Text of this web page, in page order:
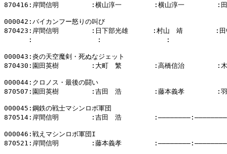
870416:岸間信明        :横山淳一        :横山淳一        :田
000042:バイカンフー怒りの叫び
870423:岸間信明        :日下部光雄      :村山　靖        :田
:                :                :
000043:炎の天空魔剣・死ぬなジェット
870430:園田英樹        :大町　繁        :高橋信治        :木
000044:クロノス・最後の闘い
870507:園田英樹        :吉田　浩        :藤本義孝        :羽
000045:鋼鉄の戦士マシンロボ軍団
870514:岸間信明        :吉田　浩        :――――――――:――――――――
000046:戦えマシンロボ軍団I
870521:岸間信明        :藤本義孝        :――――――――:――――――――